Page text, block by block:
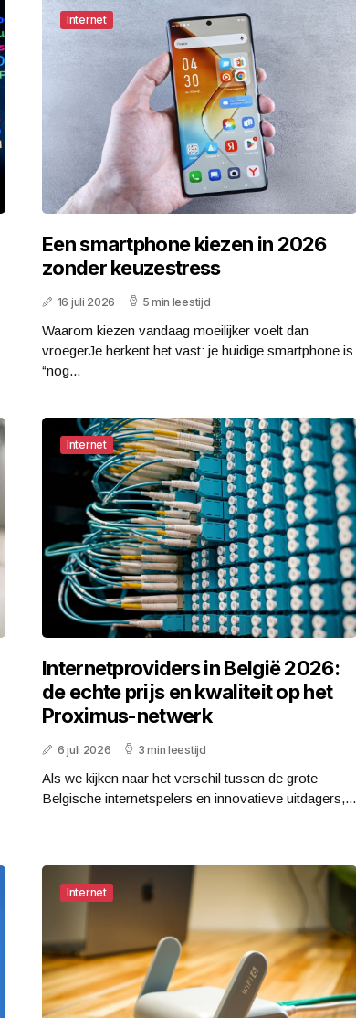
Internet
Een smartphone kiezen in 2026
zonder keuzestress
16 juli 2026 5 min leestijd
Waarom kiezen vandaag moeilijker voelt dan
vroegerJe herkent het vast: je huidige smartphone is
“nog...
Internet
Internetproviders in België 2026:
de echte prijs en kwaliteit op het
Proximus-netwerk
6 juli 2026 3 min leestijd
Als we kijken naar het verschil tussen de grote
Belgische internetspelers en innovatieve uitdagers,...
Internet